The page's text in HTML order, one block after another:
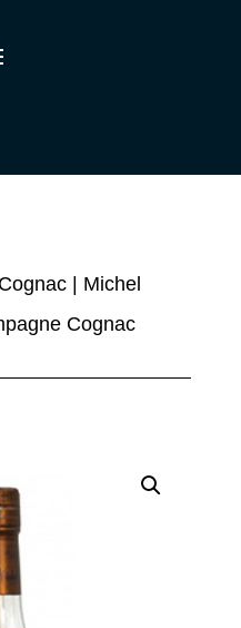
Cognac| Michel
Cognac